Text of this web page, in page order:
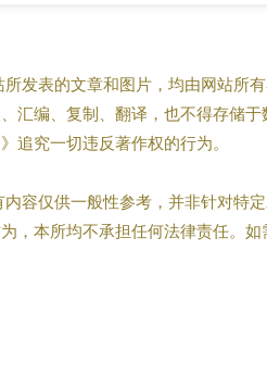
所发表的文章和图片，均由网站所
汇编、复制、翻译，也不得存储
追究一切违反著作权的行为。
内容仅供一般性参考，并非针对特
，本所均不承担任何法律责任。